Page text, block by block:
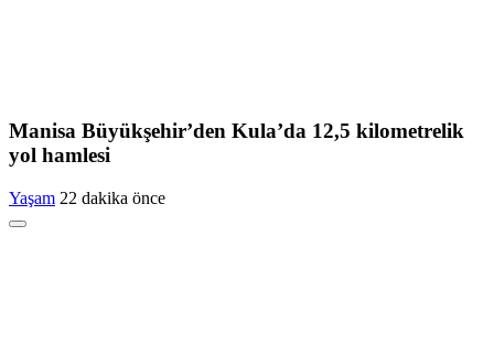
Manisa Büyükşehir’den Kula’da 12,5 kilometrelik
yol hamlesi
Yaşam 22 dakika önce